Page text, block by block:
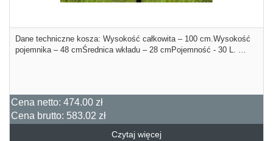
Dane techniczne kosza: Wysokość całkowita – 100 cm.Wysokość
pojemnika – 48 cmŚrednica wkładu – 28 cmPojemność - 30 L. …
Cena netto: 474.00 zł
Cena brutto: 583.02 zł
Czytaj więcej